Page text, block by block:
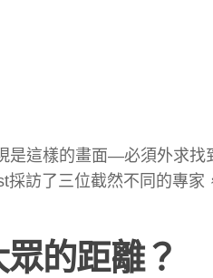
是這樣的畫面—必須外求找
訪了三位截然不同的專家
的距離？